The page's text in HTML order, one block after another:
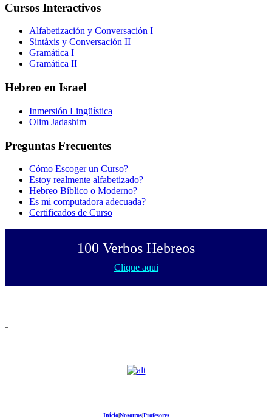
Cursos Interactivos
Alfabetización y Conversación I
Sintáxis y Conversación II
Gramática I
Gramática II
Hebreo en Israel
Inmersión Lingüística
Olim Jadashim
Preguntas Frecuentes
Cómo Escoger un Curso?
Estoy realmente alfabetizado?
Hebreo Bíblico o Moderno?
Es mi computadora adecuada?
Certificados de Curso
100 Verbos Hebreos
Clique aqui
-
Início|Nosotros|Profesores